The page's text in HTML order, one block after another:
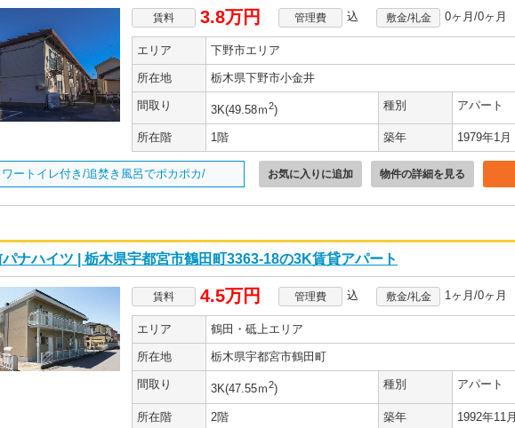
賃料 3.8万円 管理費 込 敷金/礼金 0ヶ月/0ヶ月
エリア 下野市エリア
所在地 栃木県下野市小金井
間取り 3K(49.58ｍ2) 種別 アパート
所在階 1階 築年 1979年1月
ートイレ付き/追焚き風呂でポカポカ/ 物件の詳細を見る
お気に入りに追加
ナハイツ | 栃木県宇都宮市鶴田町3363-18の3K賃貸アパート
賃料 4.5万円 管理費 込 敷金/礼金 1ヶ月/0ヶ月
エリア 鶴田・砥上エリア
所在地 栃木県宇都宮市鶴田町
間取り 3K(47.55ｍ2) 種別 アパート
所在階 2階 築年 1992年11月